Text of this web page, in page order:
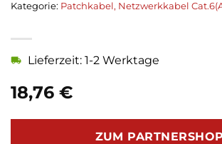
18,76 €
Lieferzeit: 1-2 Werktage
ZUM PARTNERSHOP
Kategorie: Patchkabel, Netzwerkkabel